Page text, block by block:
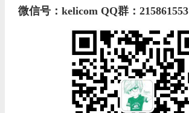
微信号：kelicom QQ群：215861553